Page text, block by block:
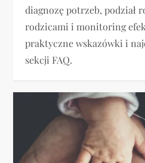
diagnozę potrzeb, podział
rodzicami i monitoring
praktyczne wskazówki i
sekcji FAQ.